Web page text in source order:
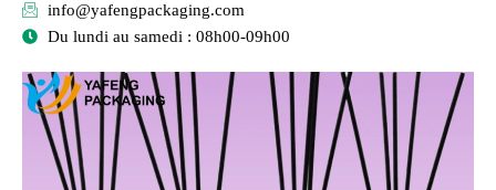
info@yafengpackaging.com
Du lundi au samedi : 08h00-09h00
PagePage